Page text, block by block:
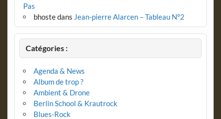
Pas
bhostedans Jean-pierre Alarcen – Tableau N°2
Catégories :
Agenda & News
Album de trop ?
Ambient & Drone
Berlin School & Krautrock
Blues-Rock